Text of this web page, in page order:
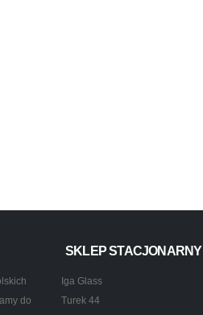
do
SKLEP STACJONARNY
Iga Glass
Turek 44